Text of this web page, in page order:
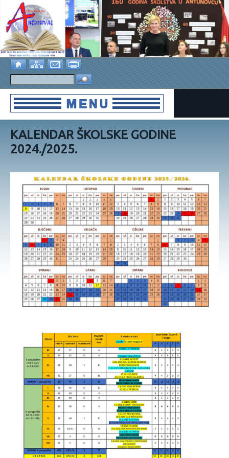
KALENDAR ŠKOLSKE GODINE
2024./2025.